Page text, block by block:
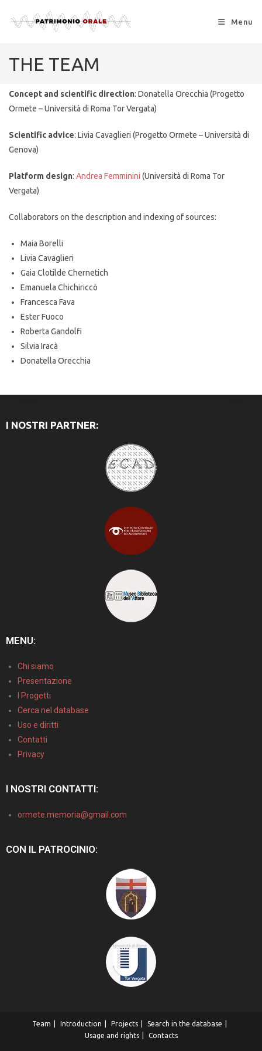
Menu
THE TEAM
Concept and scientific direction: Donatella Orecchia (Progetto
Ormete – Università di Roma Tor Vergata)
Scientific advice: Livia Cavaglieri (Progetto Ormete – Università di
Genova)
Platform design: Andrea Femminini (Università di Roma Tor
Vergata)
Collaborators on the description and indexing of sources:
Maia Borelli
Livia Cavaglieri
Gaia Clotilde Chernetich
Emanuela Chichiriccò
Francesca Fava
Ester Fuoco
Roberta Gandolfi
Silvia Iracà
Donatella Orecchia
I NOSTRI PARTNER:
MENU:
Chi siamo
Presentazione
I Progetti
Cerca nel database
Uso e diritti
Contatti
Privacy
I NOSTRI CONTATTI:
ormete.memoria@gmail.com
CON IL PATROCINIO:
Team Introduction Projects
Search in the database
Usage and rights
Contacts